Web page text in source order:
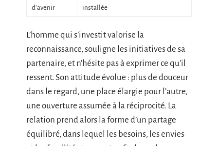
d’avenir
installée
L’homme qui s’investit valorise la
reconnaissance, souligne les initiatives de sa
partenaire, et n’hésite pas à exprimer ce qu’il
ressent. Son attitude évolue : plus de douceur
dans le regard, une place élargie pour l’autre,
une ouverture assumée à la réciprocité. La
relation prend alors la forme d’un partage
équilibré, dans lequel les besoins, les envies